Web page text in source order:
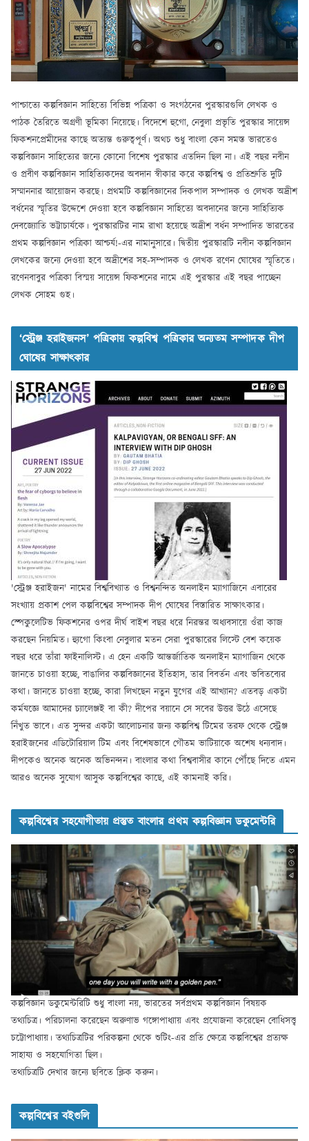
পাশ্চাত্যে কল্পবিজ্ঞান সাহিত্যে বিভিন্ন পত্রিকা ও সংগঠনের পুরস্কারগুলি লেখক ও
পাঠক তৈরিতে অগ্রণী ভূমিকা নিয়েছে। বিদেশে হুগো, নেবুলা প্রভৃতি পুরস্কার সায়েন্স
ফিকশনপ্রেমীদের কাছে অত্যন্ত গুরুত্বপূর্ণ। অথচ শুধু বাংলা কেন সমস্ত ভারতেও
কল্পবিজ্ঞান সাহিত্যের জন্যে কোনো বিশেষ পুরস্কার এতদিন ছিল না। এই বছর নবীন
ও প্রবীণ কল্পবিজ্ঞান সাহিত্যিকদের অবদান স্বীকার করে কল্পবিশ্ব ও প্রতিশ্রুতি দুটি
সম্মাননার আয়োজন করছে। প্রথমটি কল্পবিজ্ঞানের দিকপাল সম্পাদক ও লেখক অদ্রীশ
বর্ধনের স্মৃতির উদ্দেশে দেওয়া হবে কল্পবিজ্ঞান সাহিত্যে অবদানের জন্যে সাহিত্যিক
দেবজ্যোতি ভট্টাচার্যকে। পুরস্কারটির নাম রাখা হয়েছে অদ্রীশ বর্ধন সম্পাদিত ভারতের
প্রথম কল্পবিজ্ঞান পত্রিকা আশ্চর্য!-এর নামানুসারে। দ্বিতীয় পুরস্কারটি নবীন কল্পবিজ্ঞান
লেখকের জন্যে দেওয়া হবে অদ্রীশের সহ-সম্পাদক ও লেখক রণেন ঘোষের স্মৃতিতে।
রণেনবাবুর পত্রিকা বিস্ময় সায়েন্স ফিকশনের নামে এই পুরস্কার এই বছর পাচ্ছেন
লেখক সোহম গুহ।
‘স্ট্রেঞ্জ হরাইজনস’ পত্রিকায় কল্পবিশ্ব পত্রিকার অন্যতম সম্পাদক দীপ
ঘোষের সাক্ষাৎকার
'স্ট্রেঞ্জ হরাইজন' নামের বিশ্ববিখ্যাত ও বিশ্বনন্দিত অনলাইন ম্যাগাজিনে এবারের
সংখ্যায় প্রকাশ পেল কল্পবিশ্বের সম্পাদক দীপ ঘোষের বিস্তারিত সাক্ষাৎকার।
স্পেকুলেটিভ ফিকশনের ওপর দীর্ঘ বাইশ বছর ধরে নিরন্তর অধ্যবসায়ে ওঁরা কাজ
করছেন নিয়মিত। হ্যুগো কিংবা নেবুলার মতন সেরা পুরস্কারের লিস্টে বেশ কয়েক
বছর ধরে তাঁরা ফাইনালিস্ট। এ হেন একটি আন্তর্জাতিক অনলাইন ম্যাগাজিন থেকে
জানতে চাওয়া হচ্ছে, বাঙালির কল্পবিজ্ঞানের ইতিহাস, তার বিবর্তন এবং ভবিতব্যের
কথা। জানতে চাওয়া হচ্ছে, কারা লিখছেন নতুন যুগের এই আখ্যান? এতবড় একটা
কর্মযজ্ঞে আমাদের চ্যালেঞ্জই বা কী? দীপের বয়ানে সে সবের উত্তর উঠে এসেছে
নিঁখুত ভাবে। এত সুন্দর একটা আলোচনার জন্য কল্পবিশ্ব টিমের তরফ থেকে স্ট্রেঞ্জ
হরাইজনের এডিটোরিয়াল টিম এবং বিশেষভাবে গৌতম ভাটিয়াকে অশেষ ধন্যবাদ।
দীপকেও অনেক অনেক অভিনন্দন। বাংলার কথা বিশ্ববাসীর কানে পৌঁছে দিতে এমন
আরও অনেক সুযোগ আসুক কল্পবিশ্বের কাছে, এই কামনাই করি।
কল্পবিশ্বের সহযোগীতায় প্রস্তুত বাংলার প্রথম কল্পবিজ্ঞান ডকুমেন্টরি
কল্পবিজ্ঞান ডকুমেন্টরিটি শুধু বাংলা নয়, ভারতের সর্বপ্রথম কল্পবিজ্ঞান বিষয়ক
তথ্যচিত্র। পরিচালনা করেছেন অরুণাভ গঙ্গোপাধ্যায় এবং প্রযোজনা করেছেন বোধিসত্ত্ব
চট্টোপাধ্যায়। তথ্যচিত্রটির পরিকল্পনা থেকে শুটিং-এর প্রতি ক্ষেত্রে কল্পবিশ্বের প্রত্যক্ষ
সাহায্য ও সহযোগিতা ছিল।
তথ্যচিত্রটি দেখার জন্যে ছবিতে ক্লিক করুন।
কল্পবিশ্বের বইগুলি